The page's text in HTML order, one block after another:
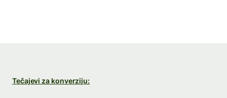
Tečajevi za konverziju: